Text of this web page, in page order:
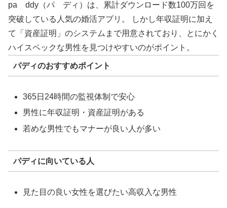
pa ddy（パ ディ）は、累計ダウンロード数100万回を
突破している人気の婚活アプリ。 しかし年収証明に加え
て「資産証明」のシステムまで用意されており、とにかく
ハイスペックな男性を見つけやすいのがポイント。
パディのおすすめポイント
365日24時間の監視体制で安心
男性に年収証明・資産証明がある
若めな男性でもマナーが良い人が多い
パディに向いている人
見た目の良い女性を選びたい高収入な男性